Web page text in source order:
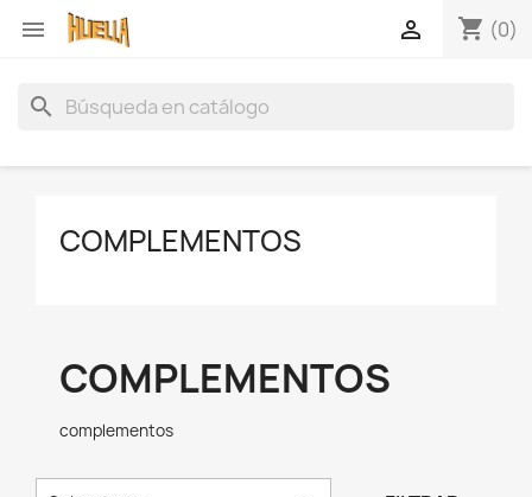
 shopping_cart (0)

search
COMPLEMENTOS
COMPLEMENTOS
complementos